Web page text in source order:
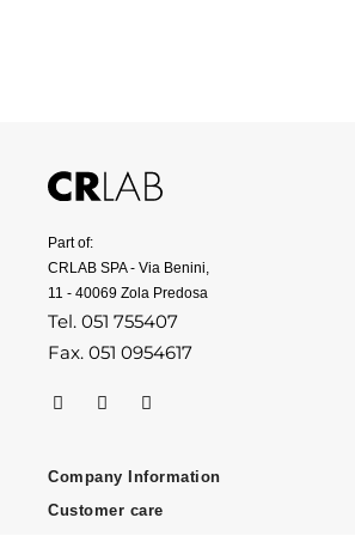
Part of:
CRLAB SPA - Via Benini,
11 - 40069 Zola Predosa
Tel. 051 755407
Fax. 051 0954617
Company Information
Customer care